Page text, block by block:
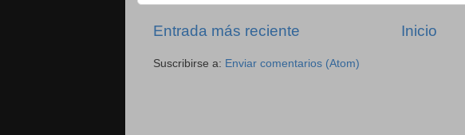
Entrada más reciente Inicio
Suscribirse a: Enviar comentarios (Atom)